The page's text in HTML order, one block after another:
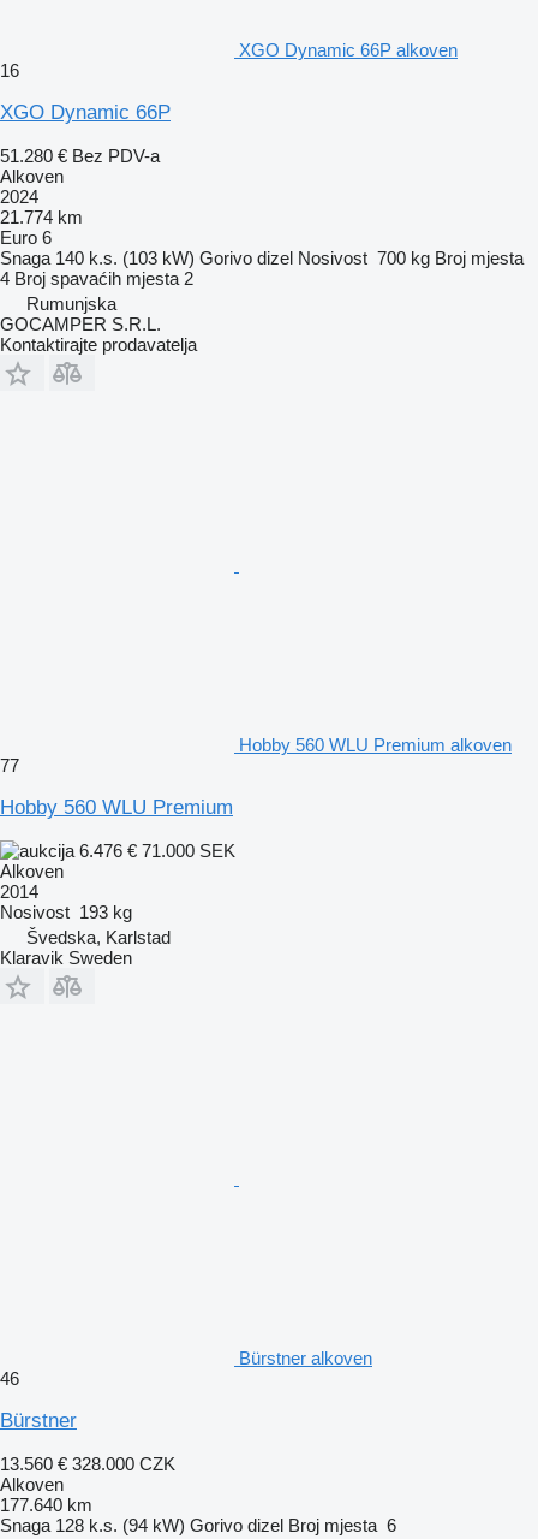
XGO Dynamic 66P alkoven
16
XGO Dynamic 66P
51.280 € Bez PDV-a
Alkoven
2024
21.774 km
Euro 6
Snaga 140 k.s. (103 kW) Gorivo dizel Nosivost 700 kg Broj mjesta
4 Broj spavaćih mjesta 2
Rumunjska
GOCAMPER S.R.L.
Kontaktirajte prodavatelja
Hobby 560 WLU Premium alkoven
77
Hobby 560 WLU Premium
6.476 € 71.000 SEK
Alkoven
2014
Nosivost 193 kg
Švedska, Karlstad
Klaravik Sweden
Bürstner alkoven
46
Bürstner
13.560 € 328.000 CZK
Alkoven
177.640 km
Snaga 128 k.s. (94 kW) Gorivo dizel Broj mjesta 6